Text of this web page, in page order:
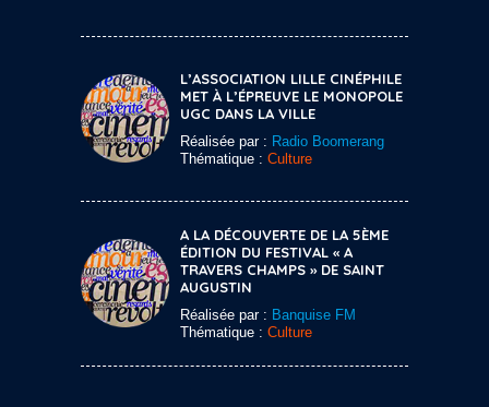
L’ASSOCIATION LILLE CINÉPHILE
MET À L’ÉPREUVE LE MONOPOLE
UGC DANS LA VILLE
Réalisée par : Radio Boomerang
Thématique : Culture
A LA DÉCOUVERTE DE LA 5ÈME
ÉDITION DU FESTIVAL « A
TRAVERS CHAMPS » DE SAINT
AUGUSTIN
Réalisée par : Banquise FM
Thématique : Culture